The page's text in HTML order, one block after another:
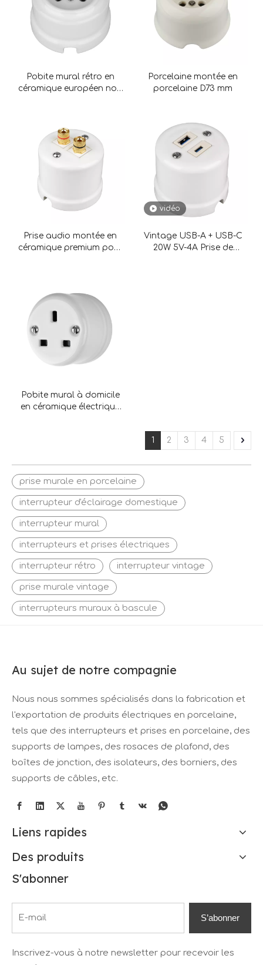
Pobite mural rétro en
céramique européen non
Porcelaine montée en
porcelaine D73 mm
Prise audio montée en
céramique premium pour
vidéo
Vintage USB-A + USB-C
20W 5V-4A Prise de
Pobite mural à domicile
en céramique électrique
1
2 3 4 5
prise murale en porcelaine
interrupteur d'éclairage domestique
interrupteur mural
interrupteurs et prises électriques
interrupteur rétro interrupteur vintage
prise murale vintage
interrupteurs muraux à bascule
Au sujet de notre compagnie
Nous nous sommes spécialisés dans la fabrication et
l'exportation de produits électriques en porcelaine,
tels que des interrupteurs et prises en porcelaine, des
supports de lampes, des rosaces de plafond, des
boîtes de jonction, des isolateurs, des borniers, des
supports de câbles, etc.
Liens rapides
Des produits
S'abonner
S’abonner
Inscrivez-vous à notre newsletter pour recevoir les